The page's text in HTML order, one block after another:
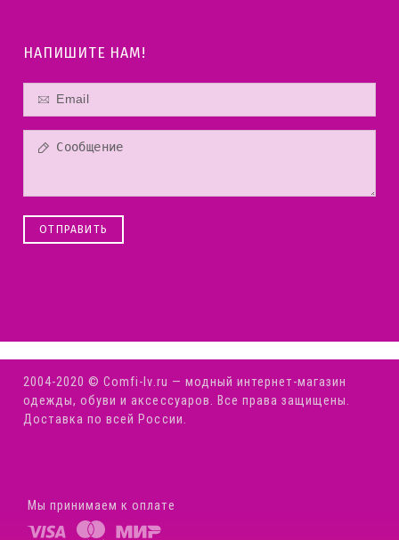
НАПИШИТЕ НАМ!
ОТПРАВИТЬ
2004-2020 © Comfi-Iv.ru — модный интернет-магазин
одежды, обуви и аксессуаров. Все права защищены.
Доставка по всей России.
Мы принимаем к оплате